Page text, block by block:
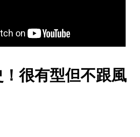
很有型但不跟風